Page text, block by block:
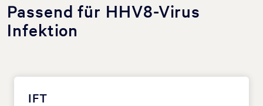
Passend für HHV8-Virus
Infektion
IFT